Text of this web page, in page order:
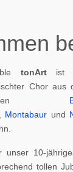
tonArt ist
Chor aus
Montabaur und
unser 10-
tollen